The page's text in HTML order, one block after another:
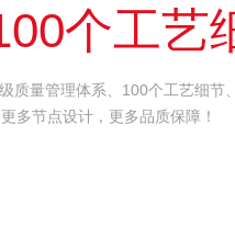
个工艺
质量管理体系、100个工艺细节、
多节点设计，更多品质保障！